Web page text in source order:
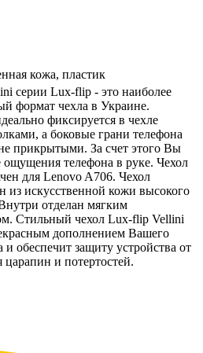
кожа, пластик
серии Lux-flip - это наиболее
формат чехла в Украине.
фиксируется в чехле
а боковые грани телефона
прикрытыми. За счет этого Вы
ощущения телефона в руке. Чехол
для Lenovo A706. Чехол
из искусственной кожи высокого
отделан мягким
Стильный чехол Lux-flip Vellini
дополнением Вашего
и обеспечит защиту устройства от
царапин и потертостей.